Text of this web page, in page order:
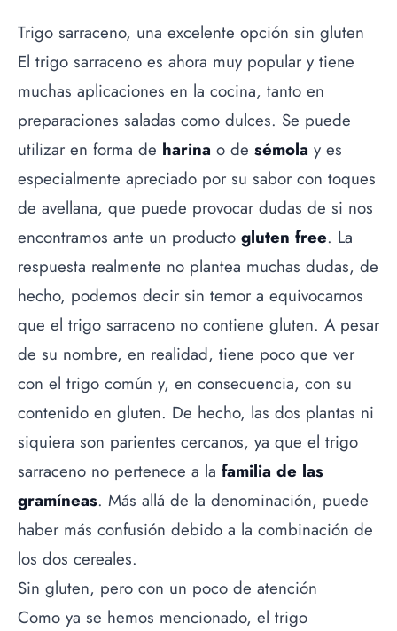
Trigo sarraceno, una excelente opción sin gluten
El trigo sarraceno es ahora muy popular y tiene
muchas aplicaciones en la cocina, tanto en
preparaciones saladas como dulces. Se puede
utilizar en forma de harina o de sémola y es
especialmente apreciado por su sabor con toques
de avellana, que puede provocar dudas de si nos
encontramos ante un producto gluten free. La
respuesta realmente no plantea muchas dudas, de
hecho, podemos decir sin temor a equivocarnos
que el trigo sarraceno no contiene gluten. A pesar
de su nombre, en realidad, tiene poco que ver
con el trigo común y, en consecuencia, con su
contenido en gluten. De hecho, las dos plantas ni
siquiera son parientes cercanos, ya que el trigo
sarraceno no pertenece a la familia de las
gramíneas. Más allá de la denominación, puede
haber más confusión debido a la combinación de
los dos cereales.
Sin gluten, pero con un poco de atención
Como ya se hemos mencionado, el trigo